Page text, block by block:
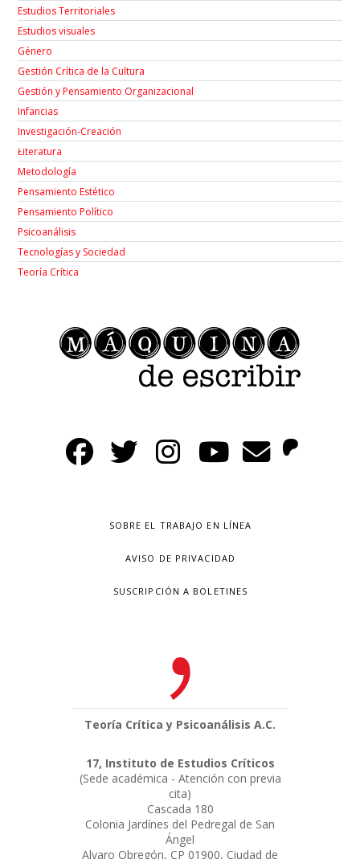
Estudios Territoriales
Estudios visuales
Género
Gestión Crítica de la Cultura
Gestión y Pensamiento Organizacional
Infancias
Investigación-Creación
Łiteratura
Metodología
Pensamiento Estético
Pensamiento Político
Psicoanálisis
Tecnologías y Sociedad
Teoría Crítica
SOBRE EL TRABAJO EN LÍNEA
AVISO DE PRIVACIDAD
SUSCRIPCIÓN A BOLETINES
Teoría Crítica y Psicoanálisis A.C.
17, Instituto de Estudios Críticos
(Sede académica - Atención con previa
cita)
Cascada 180
Colonia Jardínes del Pedregal de San
Ángel
Alvaro Obregón, CP 01900, Ciudad de